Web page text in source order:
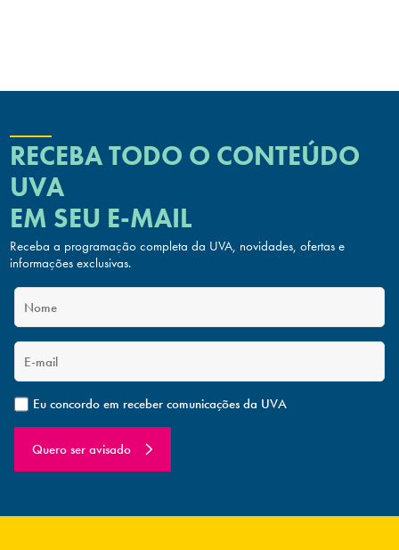
RECEBA TODO O CONTEÚDO
UVA
EM SEU E-MAIL
Receba a programação completa da UVA, novidades, ofertas e
informações exclusivas.
Eu concordo em receber comunicações da UVA
Quero ser avisado